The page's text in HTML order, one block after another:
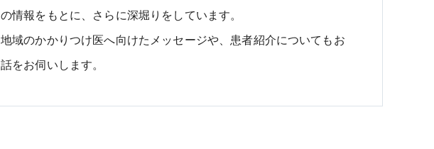
の情報をもとに、さらに深堀りをしています。
地域のかかりつけ医へ向けたメッセージや、患者紹介についてもお
話をお伺いします。